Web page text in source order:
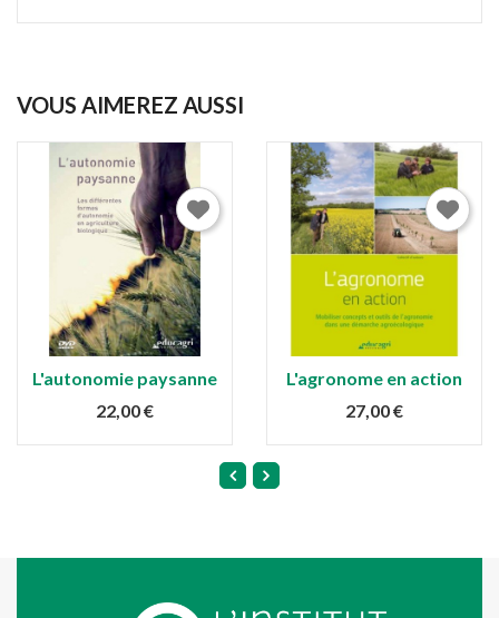
VOUS AIMEREZ AUSSI
L'autonomie paysanne
22,00 €
L'agronome en action
27,00 €